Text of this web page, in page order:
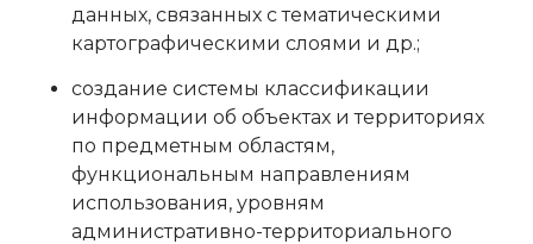
данных, связанных с тематическими
картографическими слоями и др.;
создание системы классификации
информации об объектах и территориях
по предметным областям,
функциональным направлениям
использования, уровням
административно-территориального